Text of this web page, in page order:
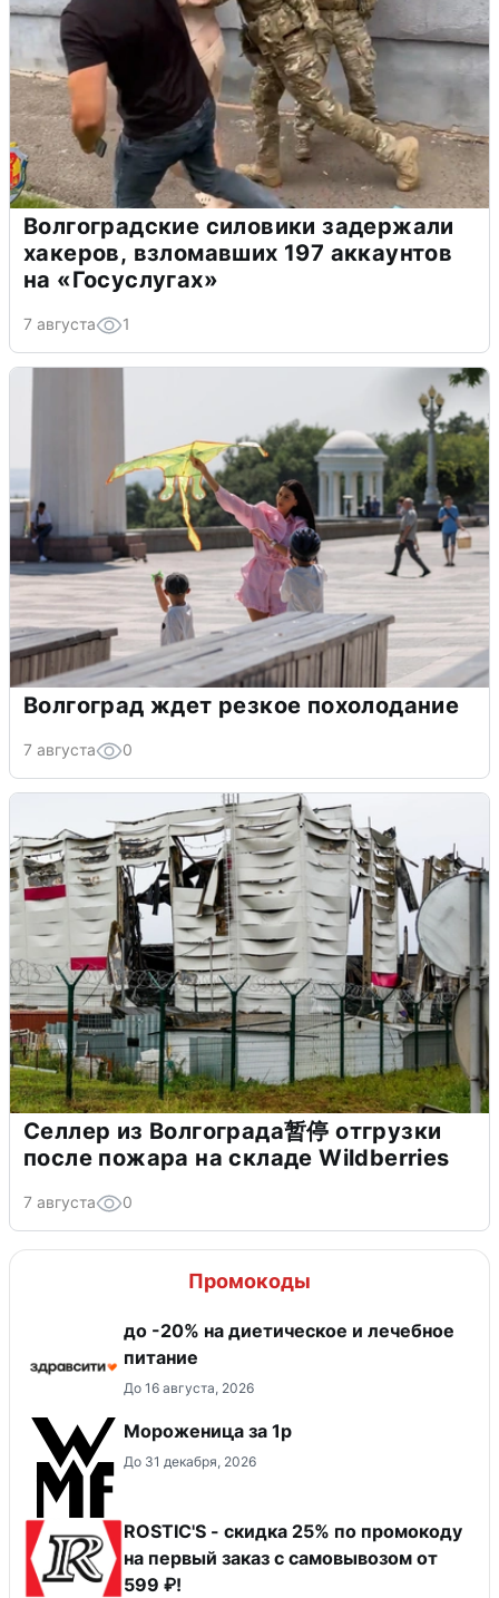
Волгоградские силовики задержали
хакеров, взломавших 197 аккаунтов
на «Госуслугах»
7 августа 1
Волгоград ждет резкое похолодание
7 августа 0
Селлер из Волгограда暂停 отгрузки
после пожара на складе Wildberries
7 августа 0
Промокоды
до -20% на диетическое и лечебное
питание
До 16 августа, 2026
Мороженица за 1р
До 31 декабря, 2026
ROSTIC'S - скидка 25% по промокоду
на первый заказ с самовывозом от
599 ₽!